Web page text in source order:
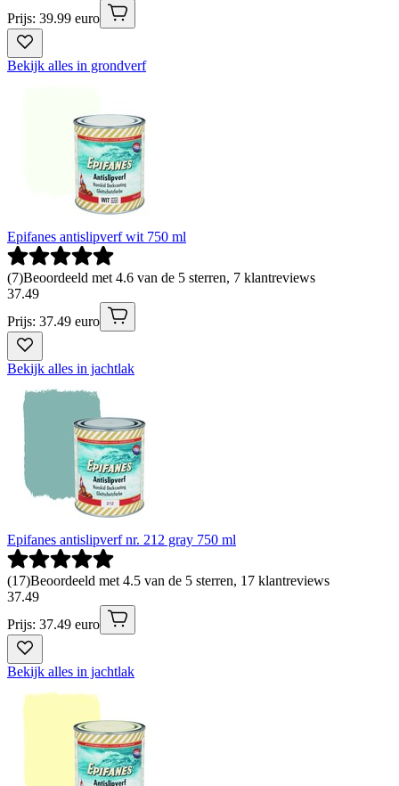
Prijs: 39.99 euro
Bekijk alles in grondverf
Epifanes antislipverf wit 750 ml
(7)Beoordeeld met 4.6 van de 5 sterren, 7 klantreviews
37.49
Prijs: 37.49 euro
Bekijk alles in jachtlak
Epifanes antislipverf nr. 212 gray 750 ml
(17)Beoordeeld met 4.5 van de 5 sterren, 17 klantreviews
37.49
Prijs: 37.49 euro
Bekijk alles in jachtlak